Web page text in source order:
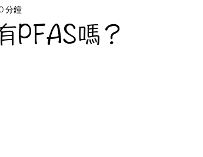
Living
PFAS嗎？
分鐘